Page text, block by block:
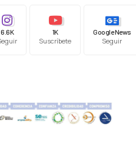
6.6K 1K
Suscríbete
Google News
Seguir